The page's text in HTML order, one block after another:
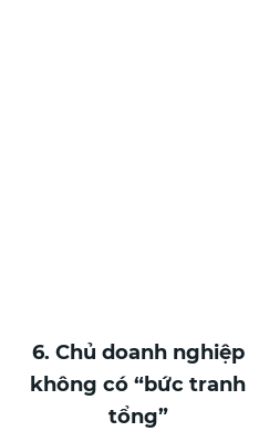
6. Chủ doanh nghiệp
không có “bức tranh
tổng”